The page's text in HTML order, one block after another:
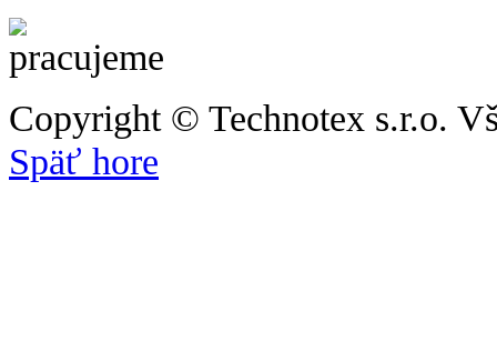
Copyright © Technotex s.r.o.
Späť hore